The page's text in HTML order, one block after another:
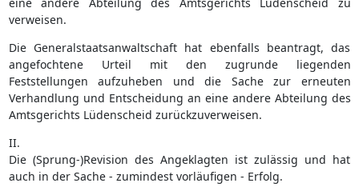
verweisen.
Die Generalstaatsanwaltschaft hat ebenfalls beantragt, das
angefochtene Urteil mit den zugrunde liegenden
Feststellungen aufzuheben und die Sache zur erneuten
Verhandlung und Entscheidung an eine andere Abteilung des
Amtsgerichts Lüdenscheid zurückzuverweisen.
II.
Die (Sprung-)Revision des Angeklagten ist zulässig und hat
auch in der Sache - zumindest vorläufigen - Erfolg.